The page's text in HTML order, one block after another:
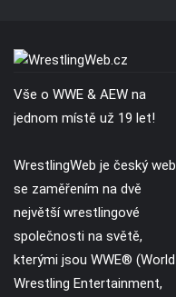
Vše o WWE & AEW na
jednom místě už 19 let!
WrestlingWeb je český web
se zaměřením na dvě
největší wrestlingové
společnosti na světě,
kterými jsou WWE® (World
Wrestling Entertainment,